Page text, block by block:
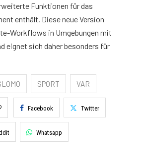
Funktionen für das
enthält. Diese neue Version
Workflows in Umgebungen mit
eignet sich daher besonders für
SPORT VAR
Facebook Twitter
Whatsapp